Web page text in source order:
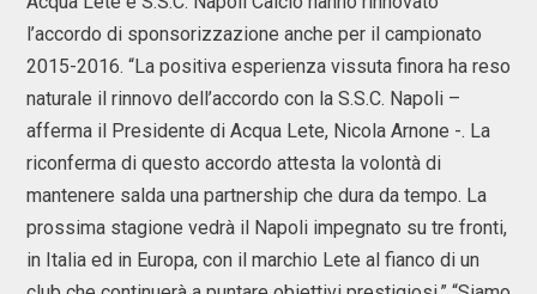
l’accordo di sponsorizzazione anche per il campionato
2015-2016. “La positiva esperienza vissuta finora ha reso
naturale il rinnovo dell’accordo con la S.S.C. Napoli –
afferma il Presidente di Acqua Lete, Nicola Arnone -. La
riconferma di questo accordo attesta la volontà di
mantenere salda una partnership che dura da tempo. La
prossima stagione vedrà il Napoli impegnato su tre fronti,
in Italia ed in Europa, con il marchio Lete al fianco di un